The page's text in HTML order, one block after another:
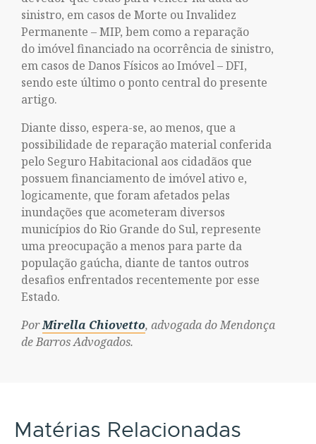
sinistro, em casos de Morte ou Invalidez
Permanente – MIP, bem como a reparação
do imóvel financiado na ocorrência de sinistro,
em casos de Danos Físicos ao Imóvel – DFI,
sendo este último o ponto central do presente
artigo.
Diante disso, espera-se, ao menos, que a
possibilidade de reparação material conferida
pelo Seguro Habitacional aos cidadãos que
possuem financiamento de imóvel ativo e,
logicamente, que foram afetados pelas
inundações que acometeram diversos
municípios do Rio Grande do Sul, represente
uma preocupação a menos para parte da
população gaúcha, diante de tantos outros
desafios enfrentados recentemente por esse
Estado.
PorMirella Chiovetto, advogada do Mendonça
de Barros Advogados.
Matérias Relacionadas